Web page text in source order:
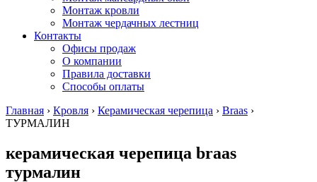
Монтаж кровли
Монтаж чердачных лестниц
Контакты
Офисы продаж
О компании
Правила доставки
Способы оплаты
Главная › Кровля › Керамическая черепица › Braas ›
ТУРМАЛИН
керамическая черепица braas
турмалин